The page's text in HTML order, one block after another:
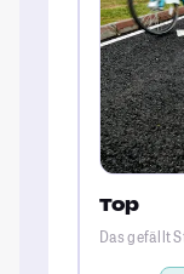
Top
Das gefällt